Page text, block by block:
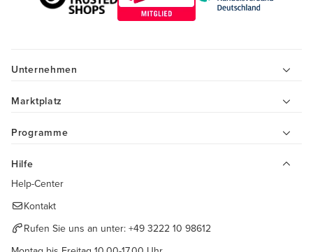
Unternehmen
Marktplatz
Programme
Hilfe
Help-Center
Kontakt
Rufen Sie uns an unter: +49 3222 10 98612